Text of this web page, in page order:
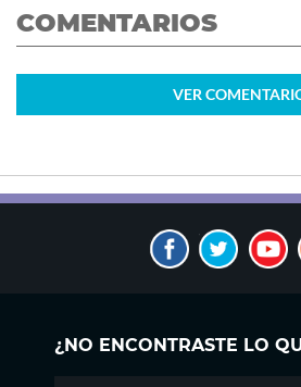
COMENTARIOS
VER
¿NO ENCONTRASTE LO